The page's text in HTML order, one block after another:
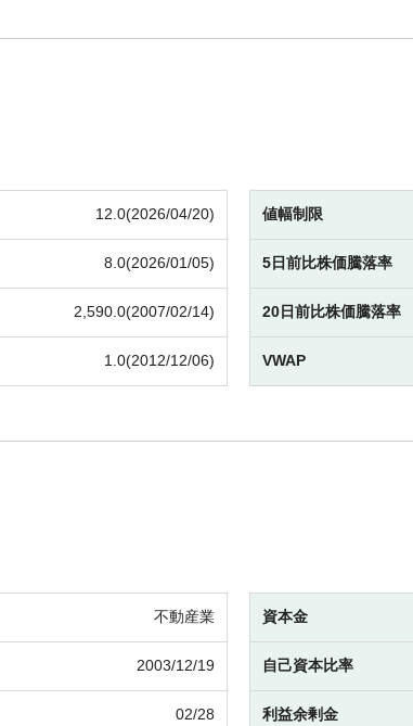
12.0(2026/04/20)
8.0(2026/01/05)
2,590.0(2007/02/14)
1.0(2012/12/06)
値幅制限
5日前比株価騰落率
20日前比株価騰落率
VWAP
不動産業
2003/12/19
02/28
資本金
自己資本比率
利益余剰金